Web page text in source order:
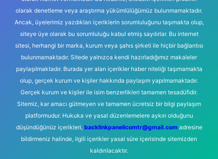
olarak denetleme veya araştırma yükümlülüğümüz bulunmamaktadır.
Ancak, üyelerimiz yazdıkları içeriklerin sorumluluğunu taşımakta olup,
siteye üye olarak bu sorumluluğu kabul etmiş sayılırlar. Bu internet
sitesi, herhangi bir marka, kurum veya şahıs şirketi ile hiçbir bağlantısı
bulunmamaktadır. Sitede yalnızca kendi hazırladığımız makaleler
paylaşılmaktadır. Burada yer alan içerikler haber niteliği taşımamakta
olup, gerçek kurum ve kişiler hakkında paylaşım yapılmamaktadır.
Gerçek kurum ve kişiler ile isim benzerlikleri tamamen tesadüfidir.
Sitemiz, kar amacı gütmeyen ve tamamen ücretsiz bir bilgi paylaşım
platformudur. Hukuka ve yasal düzenlemelere aykırı olduğunu
düşündüğünüz içerikleri, backlinkpanelicomtr@gmail.comadresine
bildirmeniz halinde, ilgili içerikler yasal süre içerisinde sitemizden
kaldırılacaktır.